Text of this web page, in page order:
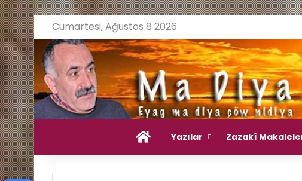
Cumartesi, Ağustos 8 2026
Ana Sayfa
Yazılar Zazakî